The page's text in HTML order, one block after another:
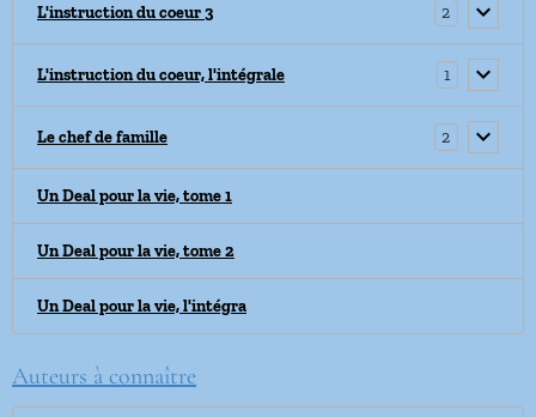
L'instruction du coeur 3 2
L'instruction du coeur, l'intégrale 1
Le chef de famille 2
Un Deal pour la vie, tome 1
Un Deal pour la vie, tome 2
Un Deal pour la vie, l'intégra
Auteurs à connaître